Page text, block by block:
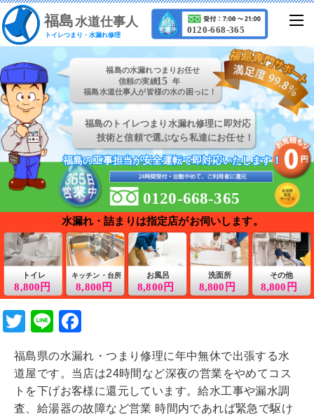
福島水道仕事人
トイレつまり・水漏れ修理
0120-668-365
福島の水漏れつまりお任せ
信頼の実績15
年
福島水道仕事人が皆様の水の困っに！
福島のトイレつまり水漏れ修理に即対応
技術と信頼で選ぶなら私達にお任せ！
0120-668-365
福島の工事担当が安全運転で即対応いたします！
福島の工事担当が安全運転で即対応いたします！
8,800円
トイレ
8,800円
キッチン・台所 お風呂
8,800円
洗面所
8,800円
その他
8,800円
水漏れ・詰まりは指定店がお伺いします。
T
tt
er
Li
n
e c
e
福島県の水漏れ・つまり修理に年中無休で出張する水
道屋です。当店は24時間など深夜の営業をやめてコス
トを下げお客様に還元しています。給水工事や漏水調
査、給湯器の故障など営業 時間内であれば緊急で駆け